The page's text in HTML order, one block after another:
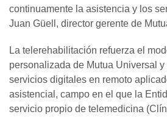
continuamente la asistencia y los
Juan Güell, director gerente de
La telerehabilitación refuerza el
personalizada de Mutua Universal
servicios digitales en remoto
asistencial, campo en el que la
servicio propio de telemedicina